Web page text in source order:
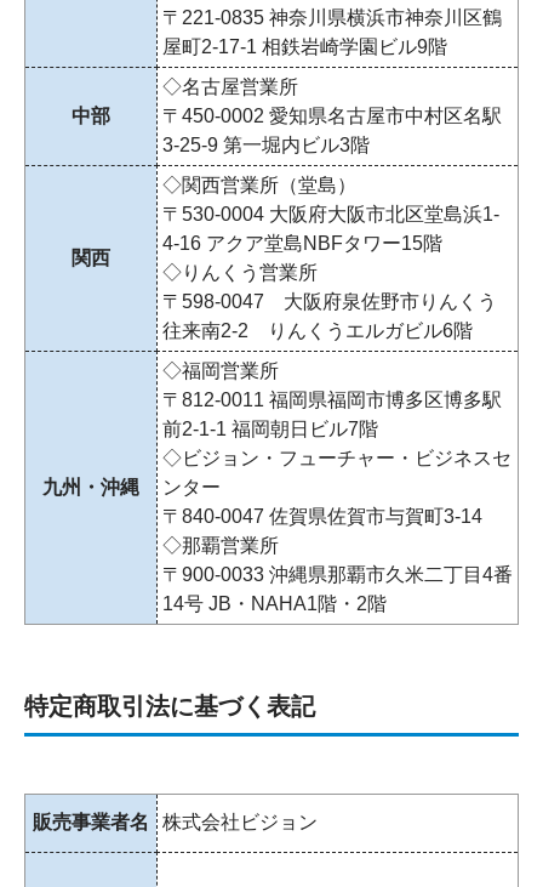
〒221-0835 神奈川県横浜市神奈川区鶴
屋町2-17-1 相鉄岩崎学園ビル9階
中部
◇名古屋営業所
〒450-0002 愛知県名古屋市中村区名駅
3-25-9 第一堀内ビル3階
関西
◇関西営業所（堂島）
〒530-0004 大阪府大阪市北区堂島浜1-
4-16 アクア堂島NBFタワー15階
◇りんくう営業所
〒598-0047 大阪府泉佐野市りんくう
往来南2-2 りんくうエルガビル6階
九州・沖縄
◇福岡営業所
〒812-0011 福岡県福岡市博多区博多駅
前2-1-1 福岡朝日ビル7階
◇ビジョン・フューチャー・ビジネスセ
ンター
〒840-0047 佐賀県佐賀市与賀町3-14
◇那覇営業所
〒900-0033 沖縄県那覇市久米二丁目4番
14号 JB・NAHA1階・2階
特定商取引法に基づく表記
販売事業者名 株式会社ビジョン